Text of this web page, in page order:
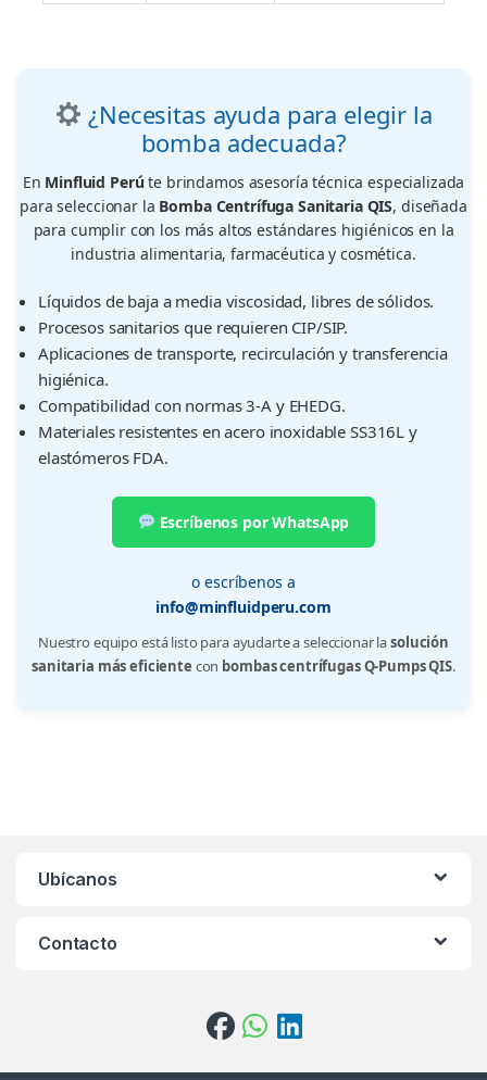
¿Necesitas ayuda para elegir la
bomba adecuada?
En Minfluid Perú te brindamos asesoría técnica especializada
para seleccionar la Bomba Centrífuga Sanitaria QIS, diseñada
para cumplir con los más altos estándares higiénicos en la
industria alimentaria, farmacéutica y cosmética.
Líquidos de baja a media viscosidad, libres de sólidos.
Procesos sanitarios que requieren CIP/SIP.
Aplicaciones de transporte, recirculación y transferencia
higiénica.
Compatibilidad con normas 3-A y EHEDG.
Materiales resistentes en acero inoxidable SS316L y
elastómeros FDA.
Escríbenos por WhatsApp
o escríbenos a
info@minfluidperu.com
Nuestro equipo está listo para ayudarte a seleccionar lasolución
sanitaria más eficiente con bombas centrífugas Q-Pumps QIS.
Ubícanos
Contacto